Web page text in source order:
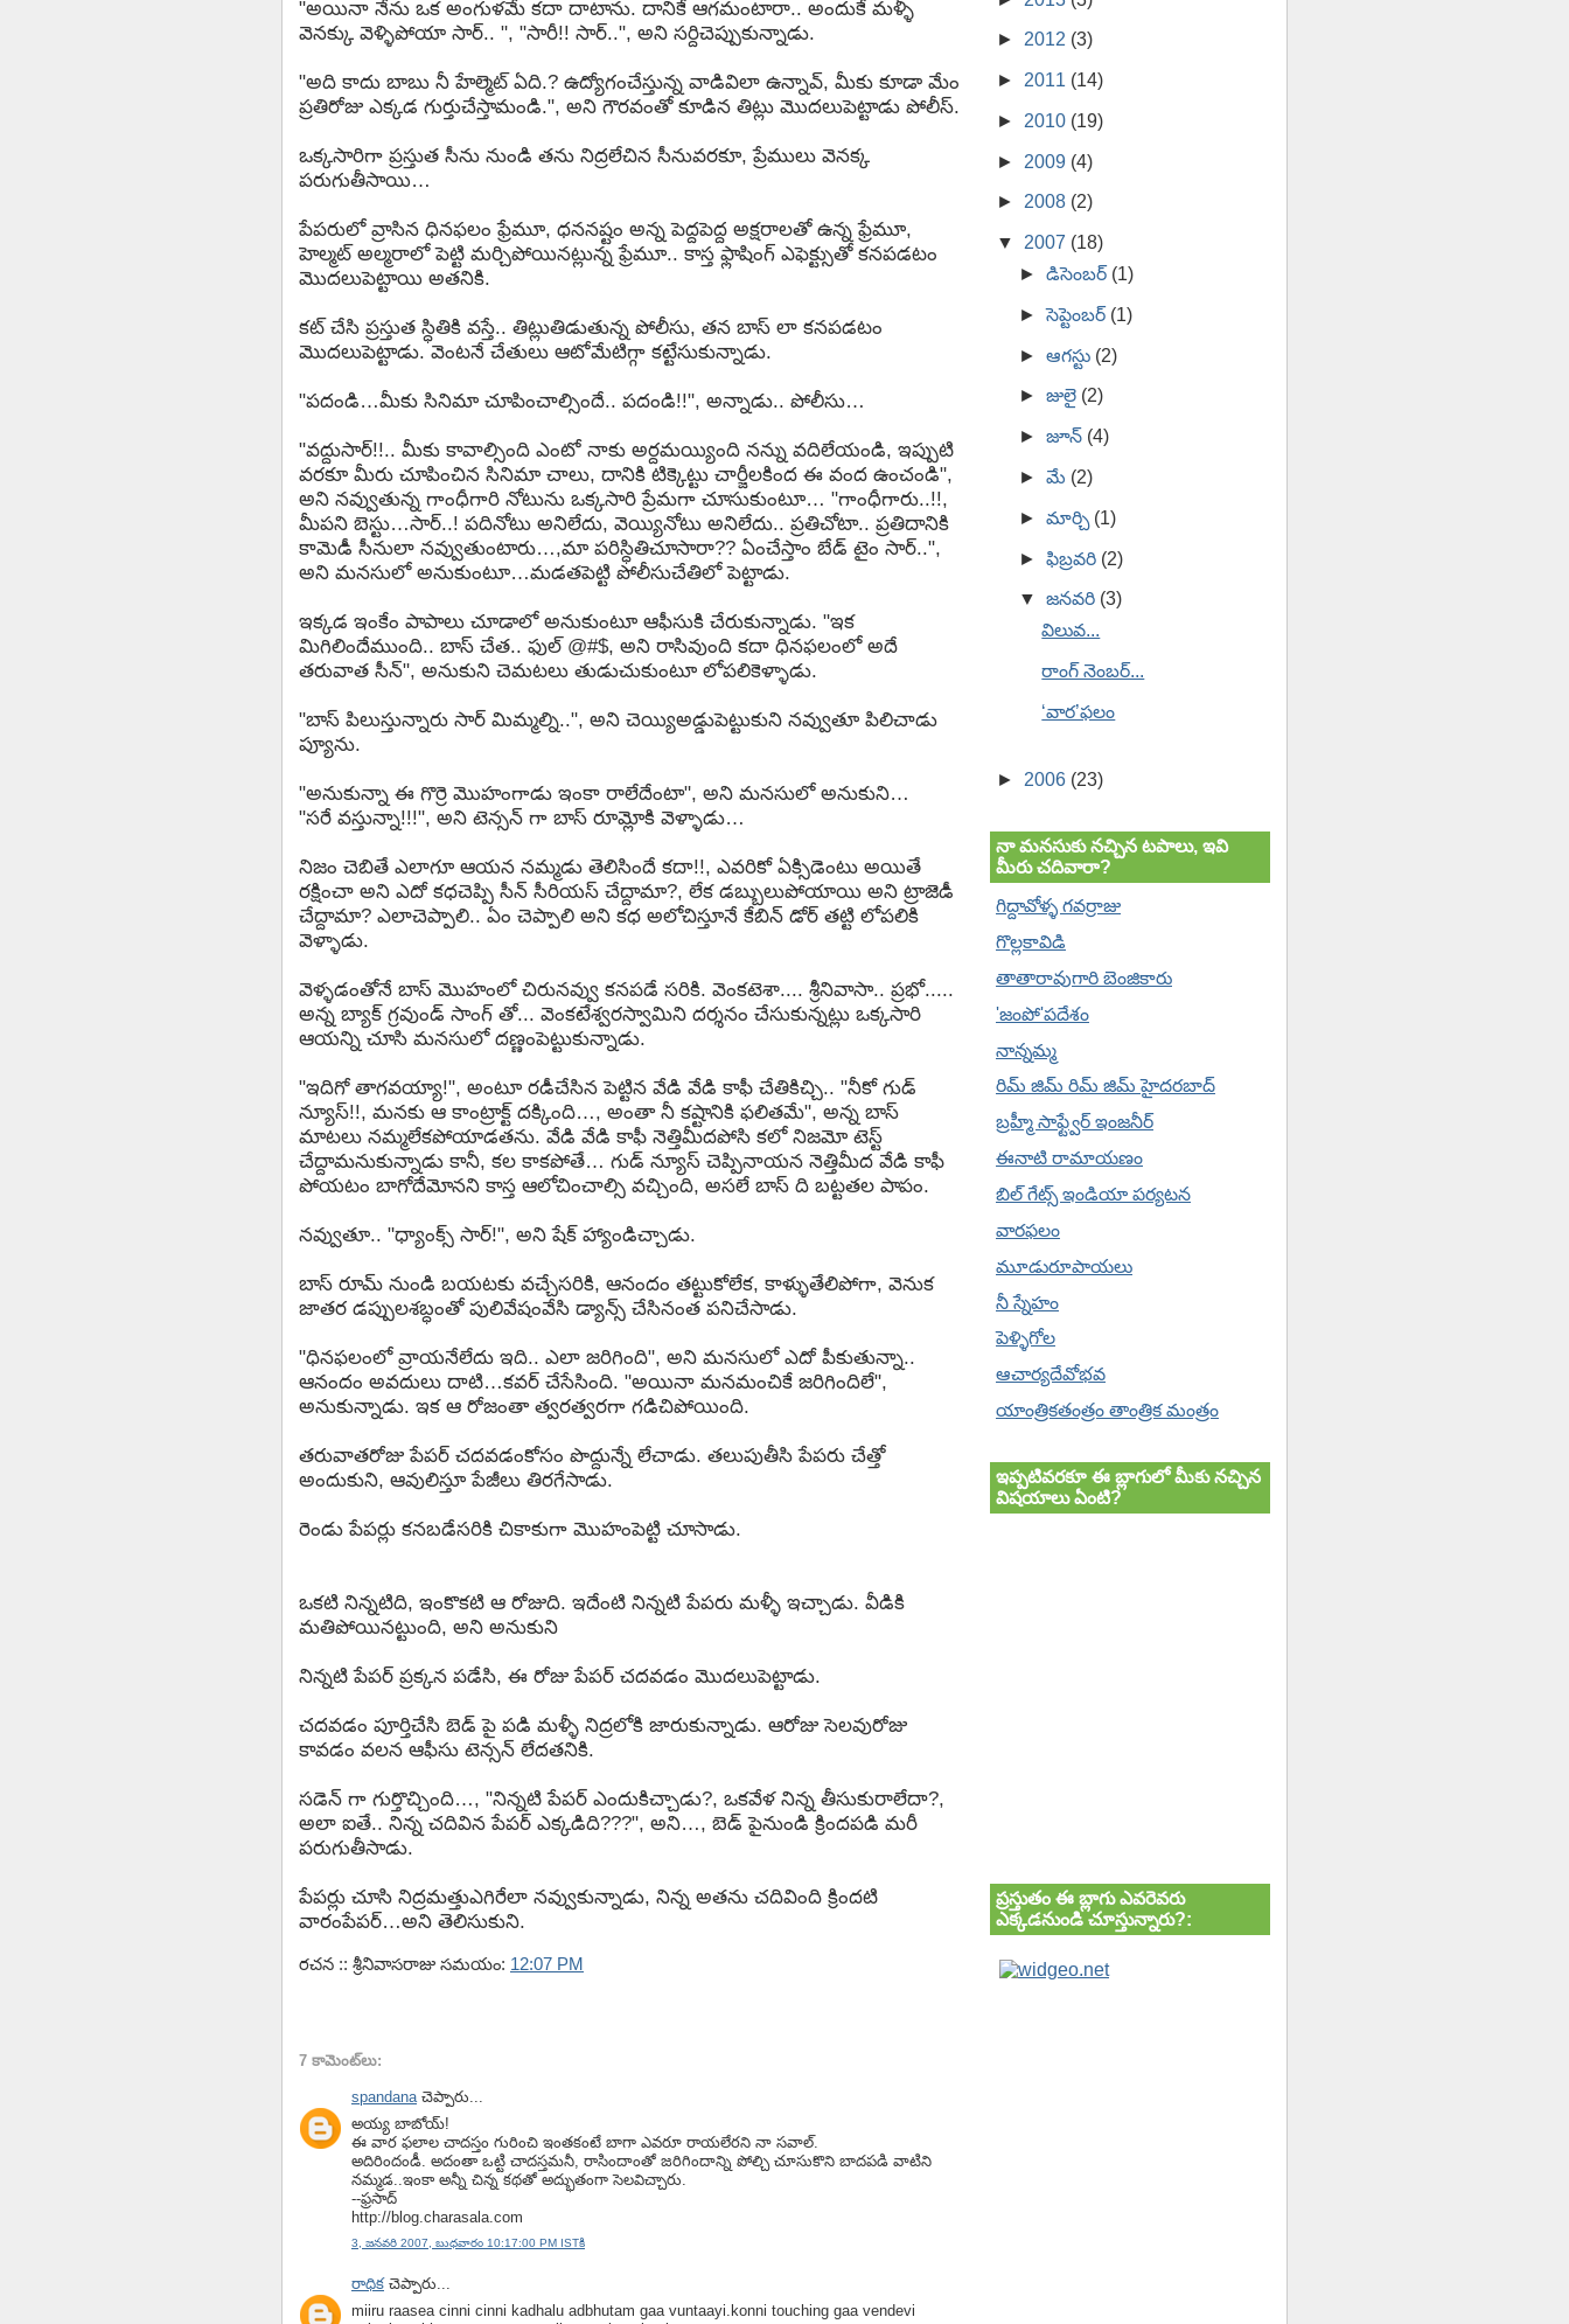
"అయినా నేను ఒక అంగుళమే కదా దాటాను. దానికే ఆగమంటారా.. అందుకే మళ్ళీ
వెనక్కు వెళ్ళిపోయా సార్.. ", "సారీ!! సార్..", అని సర్దిచెప్పుకున్నాడు.
"అది కాదు బాబు నీ హేల్మెట్ ఏది.? ఉద్యోగంచేస్తున్న వాడివిలా ఉన్నావ్, మీకు కూడా మేం
ప్రతిరోజు ఎక్కడ గుర్తుచేస్తామండి.", అని గౌరవంతో కూడిన తిట్లు మొదలుపెట్టాడు పోలీస్.
ఒక్కసారిగా ప్రస్తుత సీను నుండి తను నిద్రలేచిన సీనువరకూ, ప్రేములు వెనక్క
పరుగుతీసాయి…
పేపరులో వ్రాసిన ధినఫలం ఫ్రేమూ, ధననష్టం అన్న పెద్దపెద్ద అక్షరాలతో ఉన్న ఫ్రేమూ,
హెల్మట్ అల్మరాలో పెట్టి మర్చిపోయినట్లున్న ఫ్రేమూ.. కాస్త ఫ్లాషింగ్ ఎఫెక్ట్సుతో కనపడటం
మొదలుపెట్టాయి అతనికి.
కట్ చేసి ప్రస్తుత స్ధితికి వస్తే.. తిట్లుతిడుతున్న పోలీసు, తన బాస్ లా కనపడటం
మొదలుపెట్టాడు. వెంటనే చేతులు ఆటోమేటిగ్గా కట్టేసుకున్నాడు.
"పదండి…మీకు సినిమా చూపించాల్సిందే.. పదండి!!", అన్నాడు.. పోలీసు…
"వద్దుసార్!!.. మీకు కావాల్సింది ఎంటో నాకు అర్దమయ్యింది నన్ను వదిలేయండి, ఇప్పుటి
వరకూ మీరు చూపించిన సినిమా చాలు, దానికి టిక్కెట్టు చార్జీలకింద ఈ వంద ఉంచండి",
అని నవ్వుతున్న గాంధీగారి నోటును ఒక్కసారి ప్రేమగా చూసుకుంటూ… "గాంధీగారు..!!,
మీపని బెస్టు…సార్..! పదినోటు అనిలేదు, వెయ్యినోటు అనిలేదు.. ప్రతిచోటా.. ప్రతిదానికి
కామెడీ సీనులా నవ్వుతుంటారు…,మా పరిస్ధితిచూసారా?? ఏంచేస్తాం బేడ్ టైం సార్..",
అని మనసులో అనుకుంటూ…మడతపెట్టి పోలీసుచేతిలో పెట్టాడు.
ఇక్కడ ఇంకేం పాపాలు చూడాలో అనుకుంటూ ఆఫీసుకి చేరుకున్నాడు. "ఇక
మిగిలిందేముంది.. బాస్ చేత.. ఫుల్ @#$, అని రాసివుంది కదా ధినఫలంలో అదే
తరువాత సీన్", అనుకుని చెమటలు తుడుచుకుంటూ లోపలికెళ్ళాడు.
"బాస్ పిలుస్తున్నారు సార్ మిమ్మల్ని..", అని చెయ్యిఅడ్డుపెట్టుకుని నవ్వుతూ పిలిచాడు
ప్యూను.
"అనుకున్నా ఈ గొర్రె మొహంగాడు ఇంకా రాలేదేంటా", అని మనసులో అనుకుని…
"సరే వస్తున్నా!!!", అని టెన్సన్ గా బాస్ రూమ్లోకి వెళ్ళాడు…
నిజం చెబితే ఎలాగూ ఆయన నమ్మడు తెలిసిందే కదా!!, ఎవరికో ఏక్సిడెంటు అయితే
రక్షించా అని ఎదో కధచెప్పి సీన్ సీరియస్ చేద్దామా?, లేక డబ్బులుపోయాయి అని ట్రాజెడీ
చేద్దామా? ఎలాచెప్పాలి.. ఏం చెప్పాలి అని కధ అలోచిస్తూనే కేబిన్ డోర్ తట్టి లోపలికి
వెళ్ళాడు.
వెళ్ళడంతోనే బాస్ మొహంలో చిరునవ్వు కనపడే సరికి. వెంకటెశా.... శ్రీనివాసా.. ప్రభో.....
అన్న బ్యాక్ గ్రవుండ్ సాంగ్ తో... వెంకటేశ్వరస్వామిని దర్శనం చేసుకున్నట్లు ఒక్కసారి
ఆయన్ని చూసి మనసులో దణ్ణంపెట్టుకున్నాడు.
"ఇదిగో తాగవయ్యా!", అంటూ రడీచేసిన పెట్టిన వేడి వేడి కాఫీ చేతికిచ్చి.. "నీకో గుడ్
న్యూస్!!, మనకు ఆ కాంట్రాక్ట్ దక్కింది…, అంతా నీ కష్టానికి ఫలితమే", అన్న బాస్
మాటలు నమ్మలేకపోయాడతను. వేడి వేడి కాఫీ నెత్తిమీదపోసి కలో నిజమో టెస్ట్
చేద్దామనుకున్నాడు కానీ, కల కాకపోతే… గుడ్ న్యూస్ చెప్పినాయన నెత్తిమీద వేడి కాఫీ
పోయటం బాగోదేమోనని కాస్త ఆలోచించాల్సి వచ్చింది, అసలే బాస్ ది బట్టతల పాపం.
నవ్వుతూ.. "ధ్యాంక్స్ సార్!", అని షేక్ హ్యాండిచ్చాడు.
బాస్ రూమ్ నుండి బయటకు వచ్చేసరికి, ఆనందం తట్టుకోలేక, కాళ్ళుతేలిపోగా, వెనుక
జాతర డప్పులశబ్ధంతో పులివేషంవేసి డ్యాన్స్ చేసినంత పనిచేసాడు.
"ధినఫలంలో వ్రాయనేలేదు ఇది.. ఎలా జరిగింది", అని మనసులో ఎదో పీకుతున్నా..
ఆనందం అవదులు దాటి…కవర్ చేసేసింది. "అయినా మనమంచికే జరిగిందిలే",
అనుకున్నాడు. ఇక ఆ రోజంతా త్వరత్వరగా గడిచిపోయింది.
తరువాతరోజు పేపర్ చదవడంకోసం పొద్దున్నే లేచాడు. తలుపుతీసి పేపరు చేత్తో
అందుకుని, ఆవులిస్తూ పేజీలు తిరగేసాడు.
రెండు పేపర్లు కనబడేసరికి చికాకుగా మొహంపెట్టి చూసాడు.
ఒకటి నిన్నటిది, ఇంకొకటి ఆ రోజుది. ఇదేంటి నిన్నటి పేపరు మళ్ళీ ఇచ్చాడు. వీడికి
మతిపోయినట్టుంది, అని అనుకుని
నిన్నటి పేపర్ ప్రక్కన పడేసి, ఈ రోజు పేపర్ చదవడం మొదలుపెట్టాడు.
చదవడం పూర్తిచేసి బెడ్ పై పడి మళ్ళీ నిద్రలోకి జారుకున్నాడు. ఆరోజు సెలవురోజు
కావడం వలన ఆఫీసు టెన్సన్ లేదతనికి.
సడెన్ గా గుర్తొచ్చింది…, "నిన్నటి పేపర్ ఎందుకిచ్చాడు?, ఒకవేళ నిన్న తీసుకురాలేదా?,
అలా ఐతే.. నిన్న చదివిన పేపర్ ఎక్కడిది???", అని…, బెడ్ పైనుండి క్రిందపడి మరీ
పరుగుతీసాడు.
పేపర్లు చూసి నిద్రమత్తుఎగిరేలా నవ్వుకున్నాడు, నిన్న అతను చదివింది క్రిందటి
వారంపేపర్…అని తెలిసుకుని.
రచన :: శ్రీనివాసరాజు సమయం: 12:07 PM
7 కామెంట్‌లు:
spandanaచెప్పారు...
అయ్య బాబోయ్!
ఈ వార ఫలాల చాదస్తం గురించి ఇంతకంటే బాగా ఎవరూ రాయలేరని నా సవాల్.
అదిరిందండీ. అదంతా ఒట్టి చాదస్తమనీ, రాసిందాంతో జరిగిందాన్ని పోల్చి చూసుకొని బాదపడి వాటిని
నమ్మడ..ఇంకా అన్నీ చిన్న కథతో అద్భుతంగా సెలవిచ్చారు.
--ఫ్రసాద్
http://blog.charasala.com
3, జనవరి 2007, బుధవారం 10:17:00 PM ISTకి
రాధికచెప్పారు...
miiru raasea cinni cinni kadhalu adbhutam gaa vuntaayi.konni touching gaa vendevi
► 2012 (3)
► 2011 (14)
► 2010 (19)
► 2009 (4)
► 2008 (2)
▼ 2007 (18)
► డిసెంబర్ (1)
►సెప్టెంబర్ (1)
► ఆగస్టు (2)
► జులై (2)
► జూన్ (4)
► మే (2)
► మార్చి (1)
► ఫిబ్రవరి (2)
▼ జనవరి (3)
విలువ...
రాంగ్ నెంబర్...
‘వార’ఫలం
► 2006 (23)
నా మనసుకు నచ్చిన టపాలు, ఇవి
మీరు చదివారా?
గిద్దావోళ్ళ గవర్రాజు
గొల్లకావిడి
తాతారావుగారి బెంజికారు
'జంపో'పదేశం
నాన్నమ్మ
రిమ్ జిమ్ రిమ్ జిమ్ హైదరబాద్
బ్రహ్మీ సాఫ్ట్వేర్ ఇంజనీర్
ఈనాటి రామాయణం
బిల్ గేట్స్ ఇండియా పర్యటన
వారఫలం
మూడురూపాయలు
నీ స్నేహం
పెళ్ళిగోల
ఆచార్యదేవోభవ
యాంత్రికతంత్రం తాంత్రిక మంత్రం
ఇప్పటివరకూ ఈ బ్లాగులో మీకు నచ్చిన
విషయాలు ఏంటి?
ప్రస్తుతం ఈ బ్లాగు ఎవరెవరు
ఎక్కడనుండి చూస్తున్నారు?: